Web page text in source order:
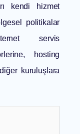
kendi hizmet
politikalar
servis
hosting
kuruluşlara